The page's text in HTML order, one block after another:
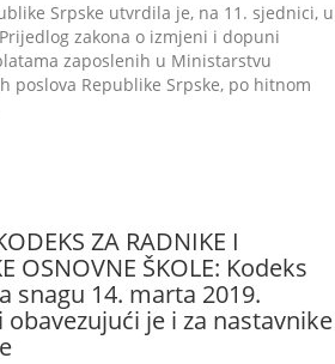
Srpske utvrdila je, na 11. sjednici, u
zakona o izmjeni i dopuni
zaposlenih u Ministarstvu
poslova Republike Srpske, po hitnom
ZA RADNIKE I
OSNOVNE ŠKOLE: Kodeks
snagu 14. marta 2019.
obavezujući je i za nastavnike